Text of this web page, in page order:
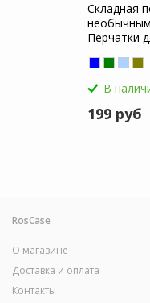
Складная
Перчатки
В
199 руб
RosCase
О магазине
Доставка и оплата
Контакты